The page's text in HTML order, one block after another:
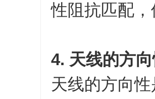
性阻抗匹配
4. 天线的方
天线的方向